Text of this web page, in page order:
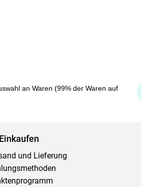
an Waren (99% der Waren auf
Einkaufen
und Lieferung